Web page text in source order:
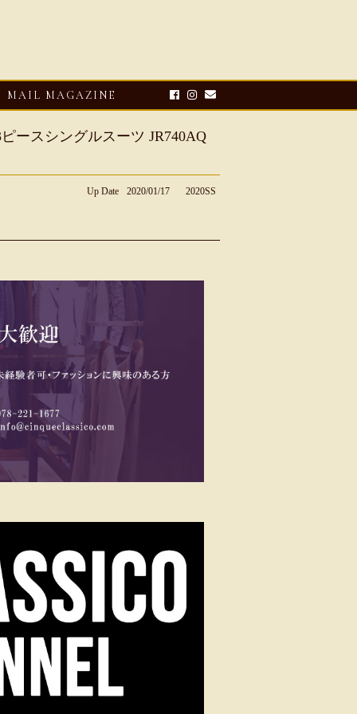
MAIL MAGAZINE
ースシングルスーツ JR740AQ
Up Date 2020/01/17 2020SS
UP
ーニ】ク
ンダル
2026・08・03
ープントゥミュール レザーサン
ダル